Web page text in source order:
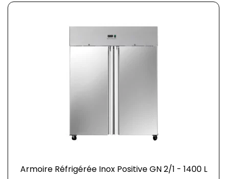
Armoire Réfrigérée Inox Positive GN 2/1 - 1400 L